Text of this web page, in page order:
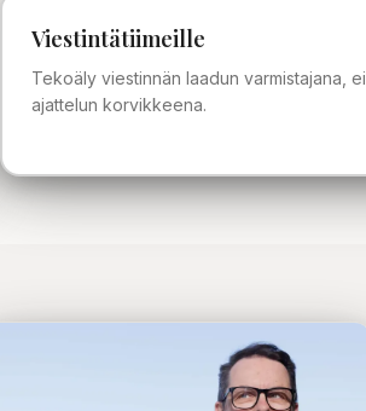
Viestintätiimeille
Tekoäly viestinnän laadun varmistajana, ei
ajattelun korvikkeena.